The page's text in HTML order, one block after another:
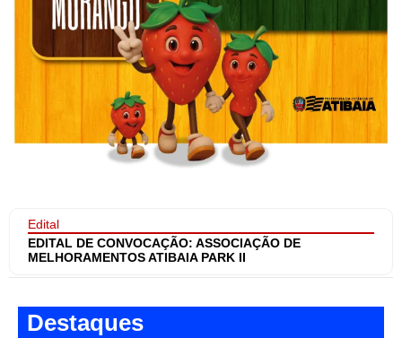
Edital
EDITAL DE CONVOCAÇÃO: ASSOCIAÇÃO DE
MELHORAMENTOS ATIBAIA PARK II
Destaques